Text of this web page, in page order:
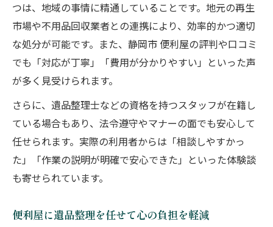
便利屋を利用したお得な遺品整理事例
便利屋の見積もり活用で遺品整理費用を節
約
つは、地域の事情に精通していることです。地元の再生
市場や不用品回収業者との連携により、効率的かつ適切
な処分が可能です。また、静岡市 便利屋の評判や口コミ
でも「対応が丁寧」「費用が分かりやすい」といった声
が多く見受けられます。
さらに、遺品整理士などの資格を持つスタッフが在籍し
ている場合もあり、法令遵守やマナーの面でも安心して
任せられます。実際の利用者からは「相談しやすかっ
た」「作業の説明が明確で安心できた」といった体験談
も寄せられています。
便利屋に遺品整理を任せて心の負担を軽減